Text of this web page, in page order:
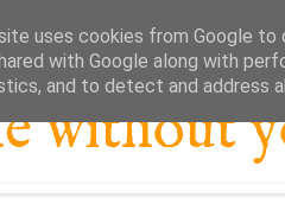
without
uses cookies from Google to
with Google along with
and to detect and address